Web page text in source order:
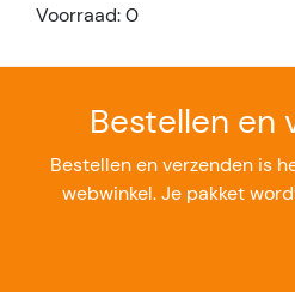
Voorraad: 0
Bestellen en
Bestellen en verzenden is
webwinkel. Je pakket